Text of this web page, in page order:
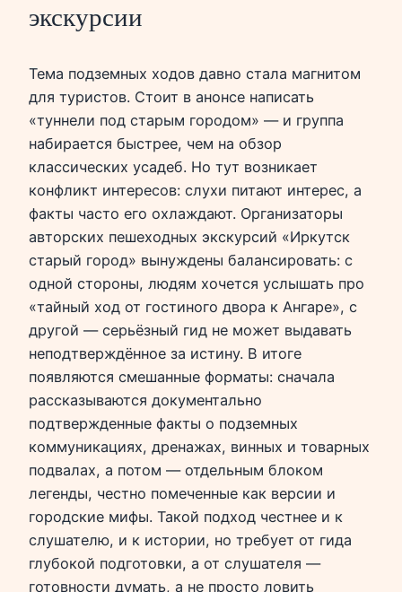
экскурсии
Тема подземных ходов давно стала магнитом
для туристов. Стоит в анонсе написать
«туннели под старым городом» — и группа
набирается быстрее, чем на обзор
классических усадеб. Но тут возникает
конфликт интересов: слухи питают интерес, а
факты часто его охлаждают. Организаторы
авторских пешеходных экскурсий «Иркутск
старый город» вынуждены балансировать: с
одной стороны, людям хочется услышать про
«тайный ход от гостиного двора к Ангаре», с
другой — серьёзный гид не может выдавать
неподтверждённое за истину. В итоге
появляются смешанные форматы: сначала
рассказываются документально
подтвержденные факты о подземных
коммуникациях, дренажах, винных и товарных
подвалах, а потом — отдельным блоком
легенды, честно помеченные как версии и
городские мифы. Такой подход честнее и к
слушателю, и к истории, но требует от гида
глубокой подготовки, а от слушателя —
готовности думать, а не просто ловить